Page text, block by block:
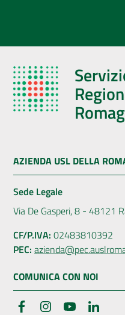
AZIENDA USL DELLA
Sede Legale
Via De Gasperi, 8 - 48121
CF/P.IVA: 02483810392
PEC:
COMUNICA CON NOI
FacebookInstagramYouTube